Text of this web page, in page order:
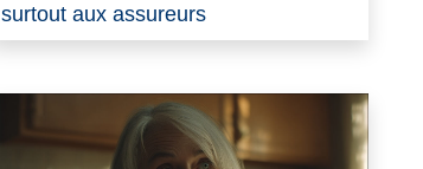
surtout aux assureurs